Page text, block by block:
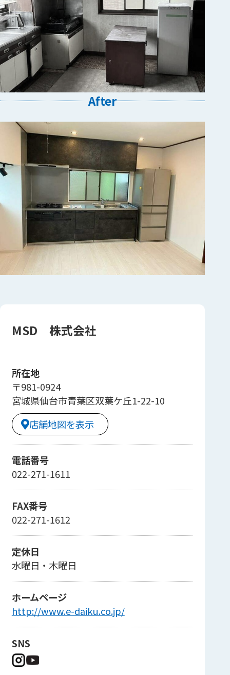
After
MSD 株式会社
所在地
〒981-0924
宮城県仙台市青葉区双葉ケ丘1-22-10
店舗地図を表示
電話番号
022-271-1611
FAX番号
022-271-1612
定休日
水曜日・木曜日
ホームページ
http://www.e-daiku.co.jp/
SNS